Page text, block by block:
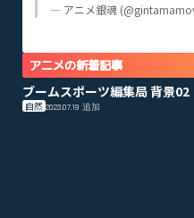
— アニメ銀魂
アニメの新着記事
ブームスポーツ編集局 背景02
自然 2023.07.19 追加